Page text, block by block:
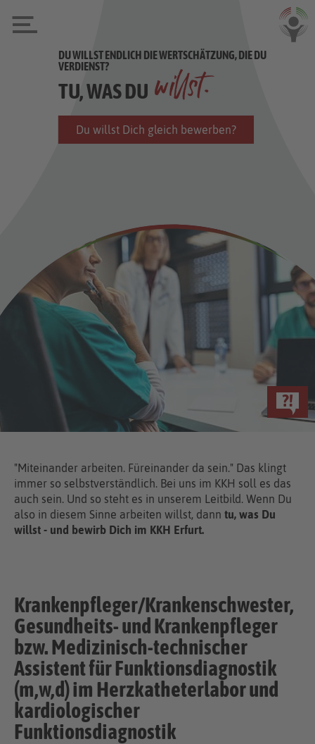
DU WILLST ENDLICH DIE WERTSCHÄTZUNG, DIE DU
VERDIENST?
TU, WAS DU willst.
Du willst Dich gleich bewerben?
"Miteinander arbeiten. Füreinander da sein." Das klingt
immer so selbstverständlich. Bei uns im KKH soll es das
auch sein. Und so steht es in unserem Leitbild. Wenn Du
also in diesem Sinne arbeiten willst, dann tu, was Du
willst - und bewirb Dich im KKH Erfurt.
Krankenpfleger/Krankenschwester,
Gesundheits- und Krankenpfleger
bzw. Medizinisch-technischer
Assistent für Funktionsdiagnostik
(m,w,d) im Herz­katheter­labor und
kardiologischer
Funktionsdiagnostik